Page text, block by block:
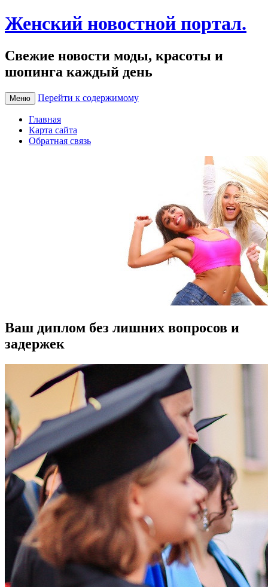
Женский новостной портал.
Свежие новости моды, красоты и
шопинга каждый день
Меню Перейти к содержимому
Главная
Карта сайта
Обратная связь
Ваш диплом без лишних вопросов и
задержек